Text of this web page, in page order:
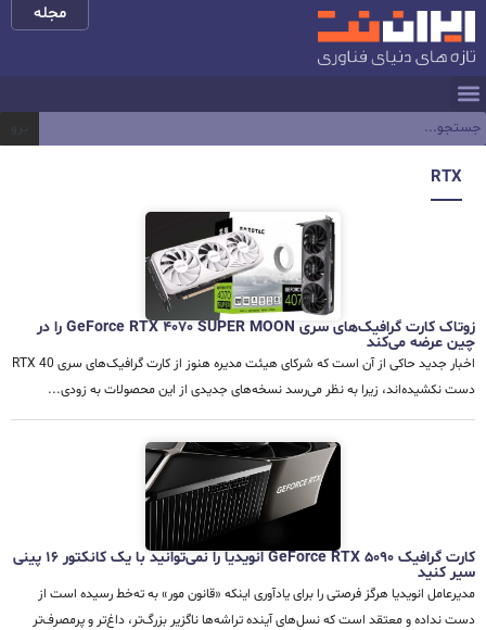
مجله
RTX
زوتاک کارت گرافیک‌های سری GeForce RTX 4070 SUPER MOON را در
چین عرضه می‌کند
اخبار جدید حاکی از آن است که شرکای هیئت مدیره هنوز از کارت گرافیک‌های سری RTX 40
دست نکشیده‌اند، زیرا به نظر می‌رسد نسخه‌های جدیدی از این محصولات به زودی...
کارت گرافیک GeForce RTX 5090 انویدیا را نمی‌توانید با یک کانکتور 16 پینی
سیر کنید
مدیرعامل انویدیا هرگز فرصتی را برای یادآوری اینکه «قانون مور» به ته‌خط رسیده است از
دست نداده و معتقد است که نسل‌های آینده تراشه‌ها ناگزیر بزرگ‌تر، داغ‌تر و پرمصرف‌تر